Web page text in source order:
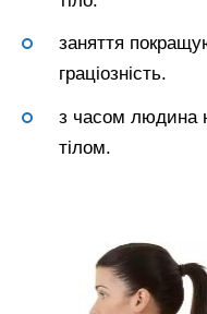
заняття
граціозність.
з часом людина
тілом.